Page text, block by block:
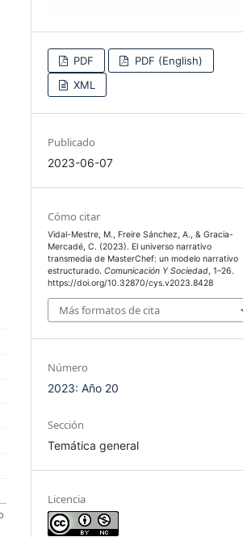
PDF
PDF (English)
XML
Publicado
2023-06-07
Cómo citar
Vidal-Mestre, M., Freire Sánchez, A., & Gracia-
Mercadé, C. (2023). El universo narrativo
transmedia de MasterChef: un modelo narrativo
estructurado.Comunicación Y Sociedad, 1–26.
https://doi.org/10.32870/cys.v2023.8428
Más formatos de cita
Número
2023: Año 20
Sección
Temática general
Licencia